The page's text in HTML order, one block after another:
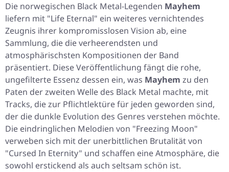
Die norwegischen Black Metal-Legenden Mayhem
liefern mit "Life Eternal" ein weiteres vernichtendes
Zeugnis ihrer kompromisslosen Vision ab, eine
Sammlung, die die verheerendsten und
atmosphärischsten Kompositionen der Band
präsentiert. Diese Veröffentlichung fängt die rohe,
ungefilterte Essenz dessen ein, was Mayhem zu den
Paten der zweiten Welle des Black Metal machte, mit
Tracks, die zur Pflichtlektüre für jeden geworden sind,
der die dunkle Evolution des Genres verstehen möchte.
Die eindringlichen Melodien von "Freezing Moon"
verweben sich mit der unerbittlichen Brutalität von
"Cursed In Eternity" und schaffen eine Atmosphäre, die
sowohl erstickend als auch seltsam schön ist.